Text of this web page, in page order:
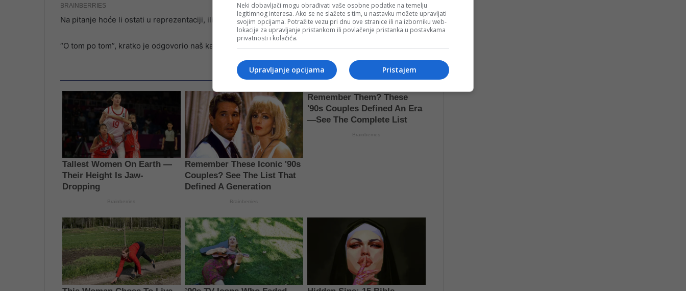
Na pitanje hoće li ostati u reprezentaciji, ili će se oprostiti:
“O tom po tom”, kratko je odgovorio naš kapiten.
Neki dobavljači mogu obrađivati vaše osobne podatke na temelju
legitimnog interesa. Ako se ne slažete s tim, u nastavku možete upravljati
svojim opcijama. Potražite vezu pri dnu ove stranice ili na izborniku web-
lokacije za upravljanje pristankom ili povlačenje pristanka u postavkama
privatnosti i kolačića.
Pristajem
Upravljanje opcijama